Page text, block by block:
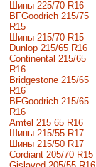
Шины 225/70 R16
BFGoodrich 215/75
R15
Шины 215/70 R15
Dunlop 215/65 R16
Continental 215/65
R16
Bridgestone 215/65
R16
BFGoodrich 215/65
R16
Amtel 215 65 R16
Шины 215/55 R17
Шины 215/50 R17
Сordiant 205/70 R15